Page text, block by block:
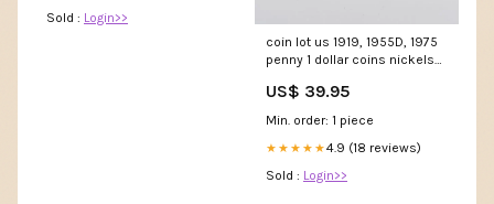
Sold : Login>>
coin lot us 1919, 1955D, 1975
penny 1 dollar coins nickels
US$ 39.95
Min. order: 1 piece
★★★★★4.9 (18 reviews)
Sold : Login>>